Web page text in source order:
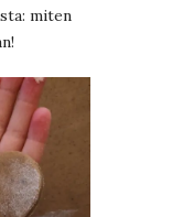
miten